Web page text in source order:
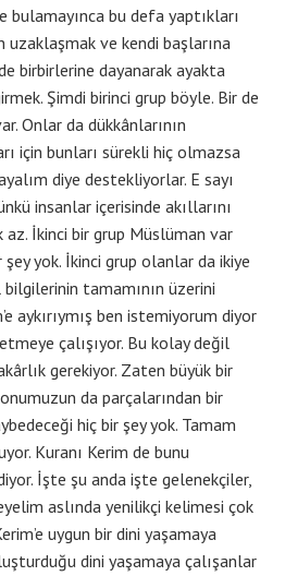
bulamayınca bu defa yaptıkları
uzaklaşmak ve kendi başlarına
birbirlerine dayanarak ayakta
Şimdi birinci grup böyle. Bir de
Onlar da dükkânlarının
için bunları sürekli hiç olmazsa
diye destekliyorlar. E sayı
insanlar içerisinde akıllarını
İkinci bir grup Müslüman var
yok. İkinci grup olanlar da ikiye
bilgilerinin tamamının üzerini
aykırıymış ben istemiyorum diyor
çalışıyor. Bu kolay değil
gerekiyor. Zaten büyük bir
da parçalarından bir
hiç bir şey yok. Tamam
Kuranı Kerim de bunu
İşte şu anda işte gelenekçiler,
aslında yenilikçi kelimesi çok
uygun bir dini yaşamaya
dini yaşamaya çalışanlar